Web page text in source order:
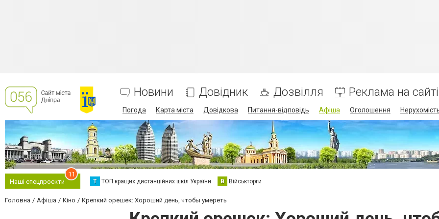
Новини Довідник Дозвілля Реклама на сайті
Погода Карта міста Довідкова Питання-відповідь Афіша Оголошення
Наші спецпроєкти
11
Т ТОП кращих дистанційних шкіл України В Військторги
Головна Афіша Кіно Крепкий орешек: Хороший день, чтобы умереть